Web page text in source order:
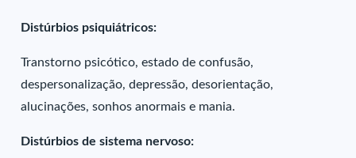
Distúrbios psiquiátricos:
Transtorno psicótico, estado de confusão,
despersonalização, depressão, desorientação,
alucinações, sonhos anormais e mania.
Distúrbios de sistema nervoso: